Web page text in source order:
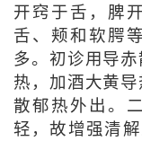
开窍于舌，脾
舌、颊和软腭
多。初诊用导
热，加酒大黄
散郁热外出。
轻，故增强清